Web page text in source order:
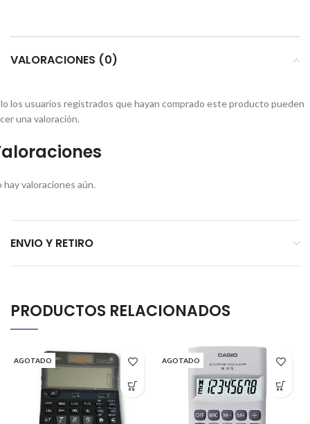
VALORACIONES (0)
hay valoraciones aún.
los usuarios registrados que hayan comprado este producto pueden
una valoración.
ENVIO Y RETIRO
PRODUCTOS RELACIONADOS
AGOTADO AGOTADO